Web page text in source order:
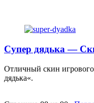
Супер дядька —
Отличный скин
дядька«.